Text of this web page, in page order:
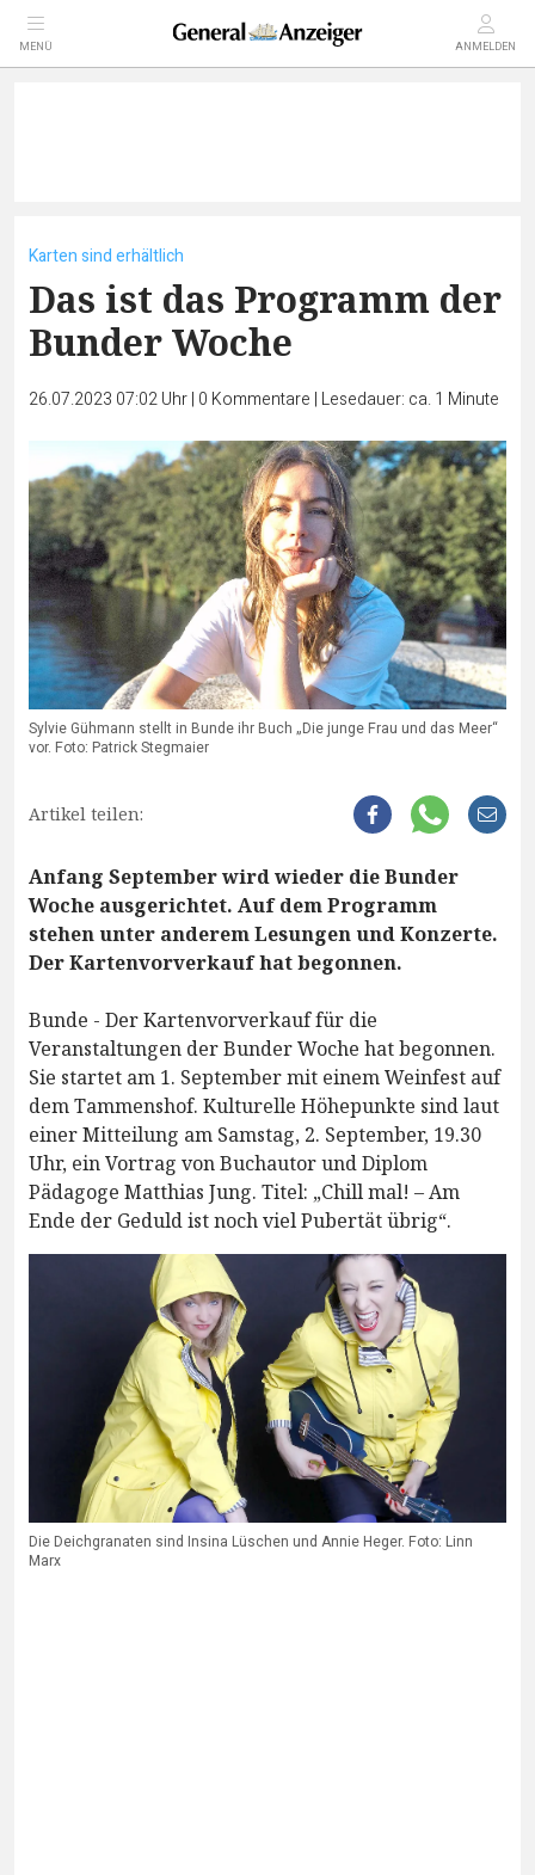
MENÜ ANMELDEN
Karten sind erhältlich
Das ist das Programm der
Bunder Woche
26.07.2023 07:02 Uhr| 0 Kommentare | Lesedauer: ca. 1 Minute
Sylvie Gühmann stellt in Bunde ihr Buch „Die junge Frau und das Meer“
vor. Foto: Patrick Stegmaier
Artikel teilen:
Anfang September wird wieder die Bunder
Woche ausgerichtet. Auf dem Programm
stehen unter anderem Lesungen und Konzerte.
Der Kartenvorverkauf hat begonnen.
Bunde - Der Kartenvorverkauf für die
Veranstaltungen der Bunder Woche hat begonnen.
Sie startet am 1. September mit einem Weinfest auf
dem Tammenshof. Kulturelle Höhepunkte sind laut
einer Mitteilung am Samstag, 2. September, 19.30
Uhr, ein Vortrag von Buchautor und Diplom
Pädagoge Matthias Jung. Titel: „Chill mal! – Am
Ende der Geduld ist noch viel Pubertät übrig“.
Die Deichgranaten sind Insina Lüschen und Annie Heger. Foto: Linn
Marx